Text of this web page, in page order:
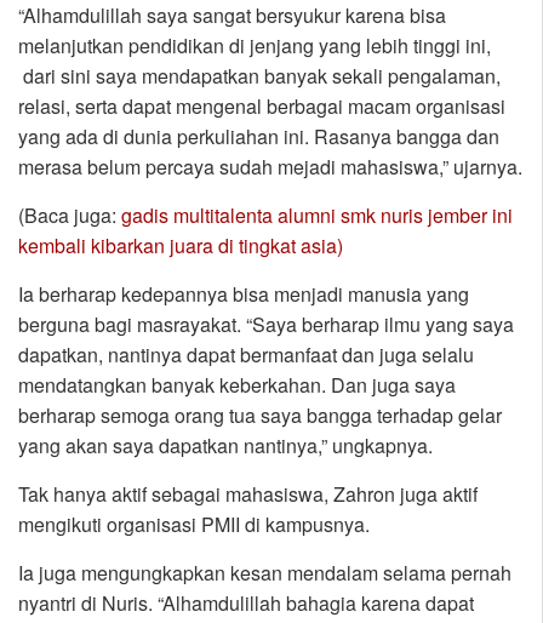
“Alhamdulillah saya sangat bersyukur karena bisa
melanjutkan pendidikan di jenjang yang lebih tinggi ini,
dari sini saya mendapatkan banyak sekali pengalaman,
relasi, serta dapat mengenal berbagai macam organisasi
yang ada di dunia perkuliahan ini. Rasanya bangga dan
merasa belum percaya sudah mejadi mahasiswa,” ujarnya.
(Baca juga: gadis multitalenta alumni smk nuris jember ini
kembali kibarkan juara di tingkat asia)
Ia berharap kedepannya bisa menjadi manusia yang
berguna bagi masrayakat. “Saya berharap ilmu yang saya
dapatkan, nantinya dapat bermanfaat dan juga selalu
mendatangkan banyak keberkahan. Dan juga saya
berharap semoga orang tua saya bangga terhadap gelar
yang akan saya dapatkan nantinya,” ungkapnya.
Tak hanya aktif sebagai mahasiswa, Zahron juga aktif
mengikuti organisasi PMII di kampusnya.
Ia juga mengungkapkan kesan mendalam selama pernah
nyantri di Nuris. “Alhamdulillah bahagia karena dapat